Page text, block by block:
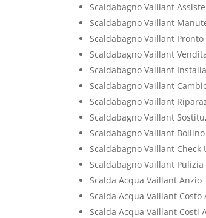
Scaldabagno Vaillant
Scaldabagno Vaillant
Scaldabagno Vaillant
Scaldabagno Vaillant
Scaldabagno Vaillant
Scaldabagno Vaillant
Scaldabagno Vaillant
Scaldabagno Vaillant
Scaldabagno Vaillant
Scaldabagno Vaillant Check
Scaldabagno Vaillant Pulizia
Scalda Acqua Vaillant Anzio
Scalda Acqua Vaillant Costo
Scalda Acqua Vaillant Costi